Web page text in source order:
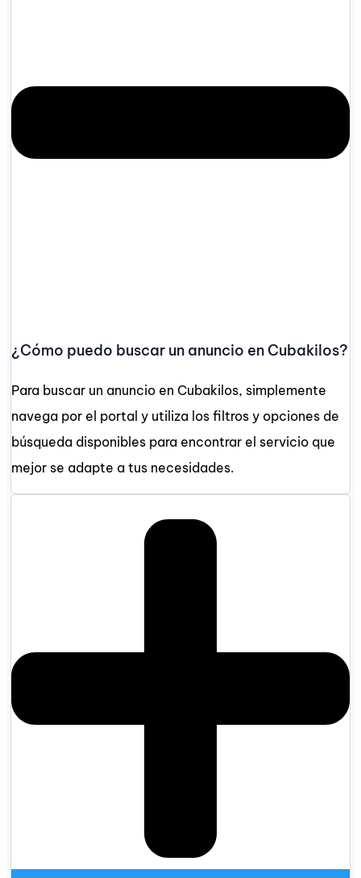
¿Cómo puedo buscar un anuncio en Cubakilos?
Para buscar un anuncio en Cubakilos, simplemente
navega por el portal y utiliza los filtros y opciones de
búsqueda disponibles para encontrar el servicio que
mejor se adapte a tus necesidades.